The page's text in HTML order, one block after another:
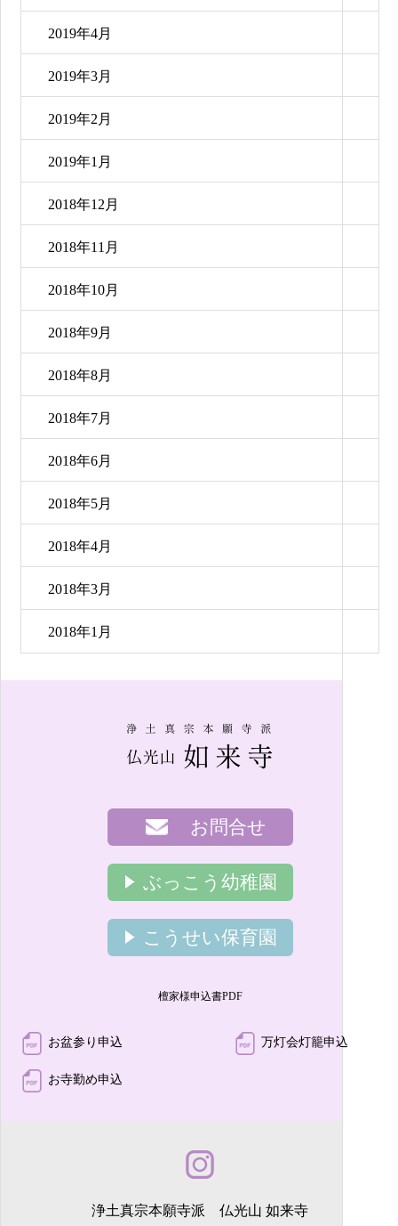
2019年4月
2019年3月
2019年2月
2019年1月
2018年12月
2018年11月
2018年10月
2018年9月
2018年8月
2018年7月
2018年6月
2018年5月
2018年4月
2018年3月
2018年1月
お問合せ
ぶっこう幼稚園
こうせい保育園
檀家様申込書PDF
お盆参り申込 万灯会灯籠申込
お寺勤め申込
浄土真宗本願寺派 仏光山 如来寺